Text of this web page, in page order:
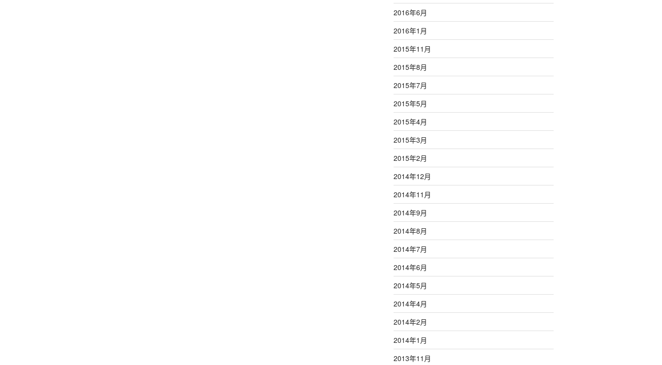
2016年6月
2016年1月
2015年11月
2015年8月
2015年7月
2015年5月
2015年4月
2015年3月
2015年2月
2014年12月
2014年11月
2014年9月
2014年8月
2014年7月
2014年6月
2014年5月
2014年4月
2014年2月
2014年1月
2013年11月